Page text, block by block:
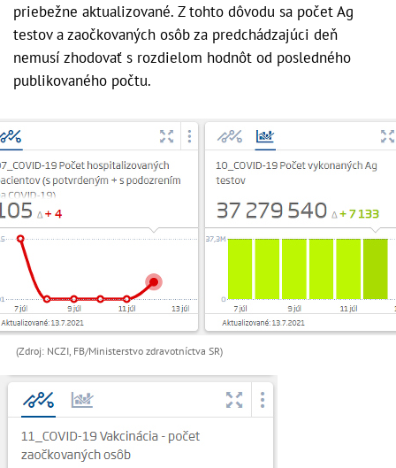
priebežne aktualizované. Z tohto dôvodu sa počet Ag
testov a zaočkovaných osôb za predchádzajúci deň
nemusí zhodovať s rozdielom hodnôt od posledného
publikovaného počtu.
(Zdroj: NCZI, FB/Ministerstvo zdravotníctva SR)